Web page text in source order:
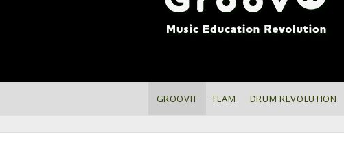
GROOVIT TEAM DRUM REVOLUTION